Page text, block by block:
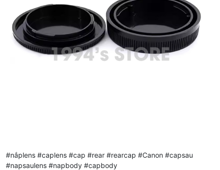
#nắplens #caplens #cap #rear #rearcap #Canon #capsau
#napsaulens #napbody #capbody